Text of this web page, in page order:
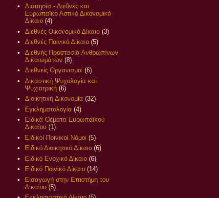
Διαιτησία - Διεθνές και
Ευρωπαϊκό Αστικό Δικονομικό
Δίκαιο (4)
Διεθνές Οικονομικό Δίκαιο (3)
Διεθνές Ποινικό Δίκαιο (5)
Διεθνής Προστασία Ανθρωπίνων
Δικαιωμάτων (8)
Διεθνείς Οργανισμοί (6)
Δικαστική Ψυχολογία και
Ψυχιατρική (6)
Διοικητική Δικονομία (32)
Εγκληματολογία (4)
Ειδικά Θέματα Ευρωπαϊκού
Δικαίου (1)
Ειδικοί Ποινικοί Νόμοι (5)
Ειδικό Διοικητικό Δίκαιο (6)
Ειδικό Ενοχικό Δίκαιο (6)
Ειδικό Ποινικό Δίκαιο (14)
Εισαγωγή στην Επιστήμη του
Δικαίου (5)